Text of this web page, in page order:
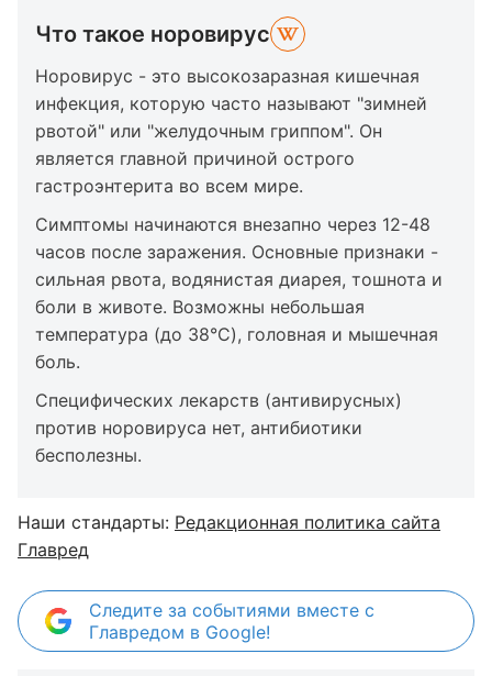
Что такое норовирус
Норовирус - это высокозаразная кишечная
инфекция, которую часто называют "зимней
рвотой" или "желудочным гриппом". Он
является главной причиной острого
гастроэнтерита во всем мире.
Симптомы начинаются внезапно через 12-48
часов после заражения. Основные признаки -
сильная рвота, водянистая диарея, тошнота и
боли в животе. Возможны небольшая
температура (до 38°C), головная и мышечная
боль.
Специфических лекарств (антивирусных)
против норовируса нет, антибиотики
бесполезны.
Наши стандарты: Редакционная политика сайта
Главред
Следите за событиями вместе с
Главредом в Google!